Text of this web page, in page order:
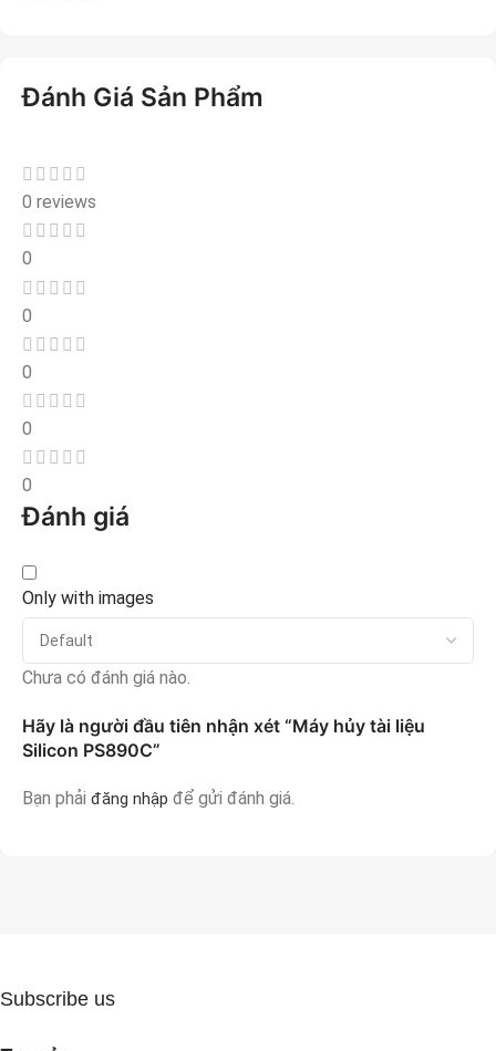
Đánh Giá Sản Phẩm
0 reviews
0
0
0
0
0
Đánh giá
Only with images
Chưa có đánh giá nào.
Hãy là người đầu tiên nhận xét “Máy hủy tài liệu
Silicon PS890C”
Bạn phải đăng nhập để gửi đánh giá.
Subscribe us